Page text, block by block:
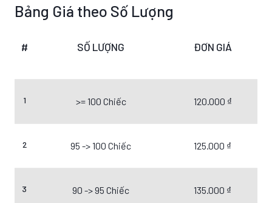
Bảng Giá theo Số Lượng
# SỐ LƯỢNG ĐƠN GIÁ
1 >= 100 Chiếc 120.000 ₫
2 95 -> 100 Chiếc 125.000 ₫
3 90 -> 95 Chiếc 135.000 ₫